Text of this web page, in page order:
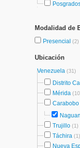
Modalidad de
Presencial (2)
Ubicación
Venezuela (31)
Distrito
Mérida
Carabobo
Trujillo (1)
Táchira (1)
Nueva